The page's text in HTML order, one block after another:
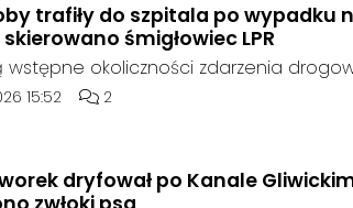
trafiły do szpitala po wypadku
śmigłowiec LPR
wstępne okoliczności zdarzenia
około godziny 14:30 na drodze
artykułu:
15:52 Liczba komentarzy artykułu:
2
dryfował po Kanale